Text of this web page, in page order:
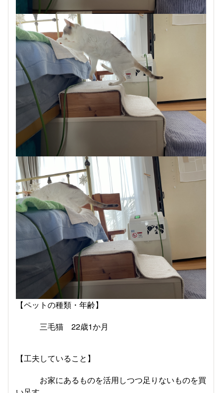
【ペットの種類・年齢】
三毛猫 22歳1か月
【工夫していること】
お家にあるものを活用しつつ足りないものを買